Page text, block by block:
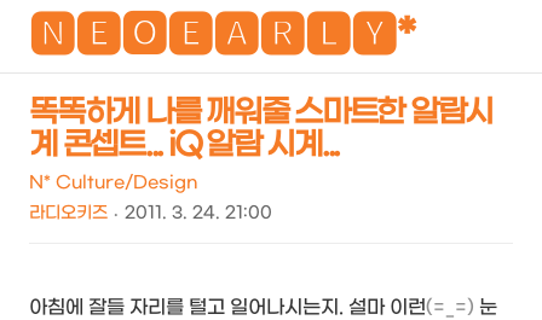
🅽🅴🅾🅴🅰🆁🅻🆈*
똑똑하게 나를 깨워줄 스마트한 알람시
계 콘셉트... iQ 알람 시계...
N* Culture/Design
라디오키즈
2011. 3. 24. 21:00
아침에 잘들 자리를 털고 일어나시는지. 설마 이런(=_=) 눈